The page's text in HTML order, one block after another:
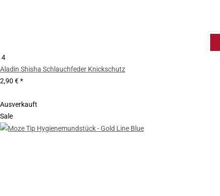
4
Aladin Shisha Schlauchfeder Knickschutz
2,90 €*
Ausverkauft
Sale